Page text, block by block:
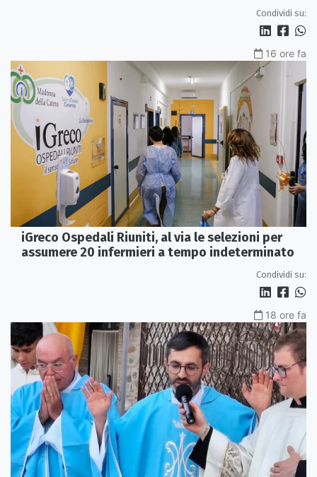
Condividi su:
16 ore fa
iGreco Ospedali Riuniti, al via le selezioni per
assumere 20 infermieri a tempo indeterminato
Condividi su:
18 ore fa